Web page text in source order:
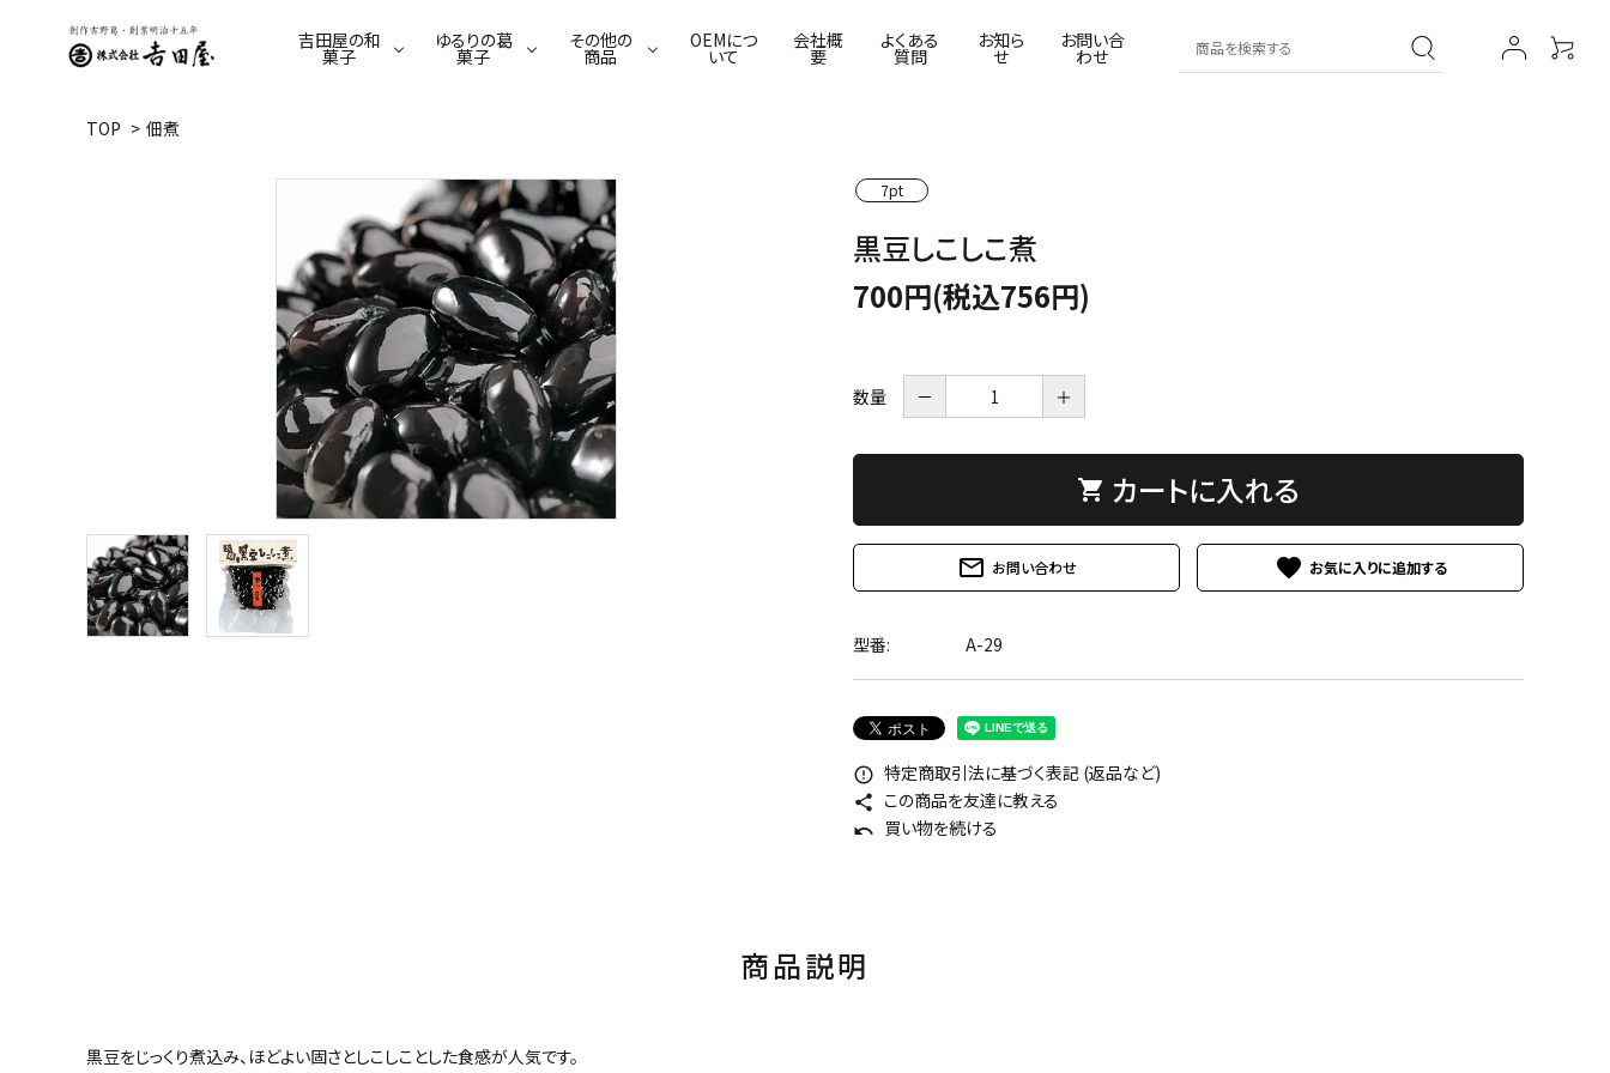
吉田屋の和
菓子
葛わらび餅 葛ごまどうふ
葛あめ 本葛・吉野葛 葛せんべい
ゆるりの葛
菓子
てんさい糖のくずゆ ふわり葛豆乳ムース 焼菓子
その他の
商品
佃煮 漬物
OEMにつ
いて
会社概
要
よくある
質問
お知ら
せ
お問い合
わせ
TOP > 佃煮
7pt
黒豆しこしこ煮
700円(税込756円)
数量 － ＋
shopping_cart カートに入れる
mail_outline お問い合わせ favorite
型番: A-29
error_outline 特定商取引法に基づく表記 (返品など)
share この商品を友達に教える
undo 買い物を続ける
商品説明
黒豆をじっくり煮込み、ほどよい固さとしこしことした食感が人気です。